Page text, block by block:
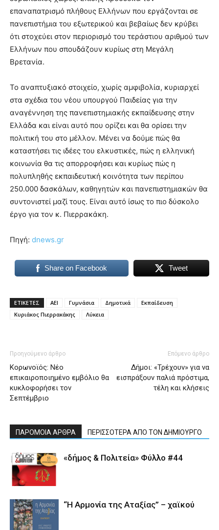
επαναπατρισμό πλήθους Ελλήνων που εργάζονται σε
πανεπιστήμια του εξωτερικού και βεβαίως δεν κρύβει
ότι στοχεύει στον περιορισμό του τεράστιου αριθμού των
Ελλήνων που σπουδάζουν κυρίως στη Μεγάλη
Βρετανία.
Το αναπτυξιακό στοιχείο, χωρίς αμφιβολία, κυριαρχεί
στα σχέδια του νέου υπουργού Παιδείας για την
αναγέννηση της πανεπιστημιακής εκπαίδευσης στην
Ελλάδα και είναι αυτό που ορίζει και θα ορίσει την
πολιτική του στο μέλλον. Μένει να δούμε πώς θα
καταστήσει τις ιδέες του ελκυστικές, πώς η ελληνική
κοινωνία θα τις απορροφήσει και κυρίως πώς η
πολυπληθής εκπαιδευτική κοινότητα των περίπου
250.000 δασκάλων, καθηγητών και πανεπιστημιακών θα
συντονιστεί μαζί τους. Είναι αυτό ίσως το πιο δύσκολο
έργο για τον κ. Πιερρακάκη.
Πηγή: dnews.gr
Share on Facebook Tweet
ΕΤΙΚΕΤΕΣ ΑΕΙ Γυμνάσια Δημοτικά
Εκπαίδευση
Κυριάκος Πιερρακάκης
Λύκεια
Προηγούμενο άρθρο
Κορωνοϊός: Νέο
επικαιροποιημένο εμβόλιο θα
κυκλοφορήσει τον
Σεπτέμβριο
Επόμενο άρθρο
Δήμοι: «Τρέχουν» για να
εισπράξουν παλιά πρόστιμα,
τέλη και κλήσεις
ΠΑΡΟΜΟΙΑ ΑΡΘΡΑ ΠΕΡΙΣΣΟΤΕΡΑ ΑΠΟ ΤΟΝ ΔΗΜΙΟΥΡΓΟ
«δήμος & Πολιτεία» Φύλλο #44
“Η Αρμονία της Αταξίας” – χαϊκού